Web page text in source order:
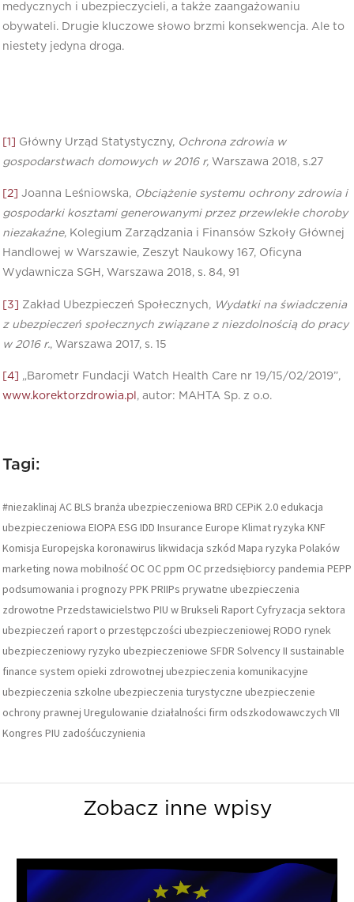
medycznych i ubezpieczycieli, a także zaangażowaniu
obywateli. Drugie kluczowe słowo brzmi konsekwencja. Ale to
niestety jedyna droga.
[1] Główny Urząd Statystyczny, Ochrona zdrowia w
gospodarstwach domowych w 2016 r, Warszawa 2018, s.27
[2] Joanna Leśniowska, Obciążenie systemu ochrony zdrowia i
gospodarki kosztami generowanymi przez przewlekłe choroby
niezakaźne, Kolegium Zarządzania i Finansów Szkoły Głównej
Handlowej w Warszawie, Zeszyt Naukowy 167, Oficyna
Wydawnicza SGH, Warszawa 2018, s. 84, 91
[3] Zakład Ubezpieczeń Społecznych, Wydatki na świadczenia
z ubezpieczeń społecznych związane z niezdolnością do pracy
w 2016 r., Warszawa 2017, s. 15
[4]
„Barometr Fundacji Watch Health Care nr 19/15/02/2019”,
www.korektorzdrowia.pl , autor: MAHTA Sp. z o.o.
Tagi:
#niezaklinaj ACBLS branża ubezpieczeniowa BRD CEPiK 2.0 edukacja
ubezpieczeniowa EIOPA ESG IDD Insurance Europe Klimat ryzyka KNF
Komisja Europejska koronawirus likwidacja szkód Mapa ryzyka Polaków
marketing nowa mobilność OC OC ppm OC przedsiębiorcypandemia PEPP
podsumowania i prognozyPPK PRIIPs prywatne ubezpieczenia
zdrowotne Przedstawicielstwo PIU w Brukseli Raport Cyfryzacja sektora
ubezpieczeń raport o przestępczości ubezpieczeniowej RODO rynek
ubezpieczeniowyryzyko ubezpieczeniowe SFDR Solvency II sustainable
finance system opieki zdrowotnej ubezpieczenia komunikacyjne
ubezpieczenia szkolne ubezpieczenia turystyczne ubezpieczenie
ochrony prawnej Uregulowanie działalności firm odszkodowawczych VII
Kongres PIU zadośćuczynienia
Zobacz inne wpisy